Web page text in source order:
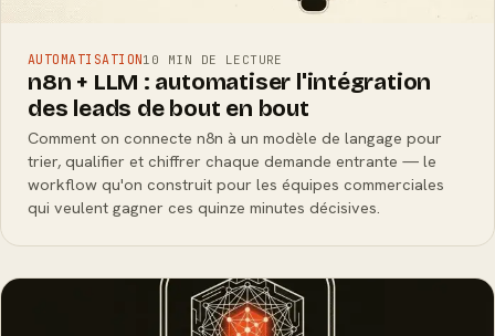
AUTOMATISATION10 MIN DE LECTURE
n8n + LLM : automatiser l'intégration
des leads de bout en bout
Comment on connecte n8n à un modèle de langage pour
trier, qualifier et chiffrer chaque demande entrante — le
workflow qu'on construit pour les équipes commerciales
qui veulent gagner ces quinze minutes décisives.